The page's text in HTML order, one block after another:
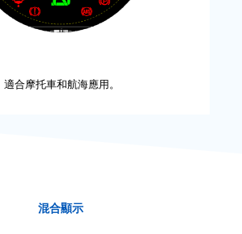
合摩托車和航海應用。
混合顯示